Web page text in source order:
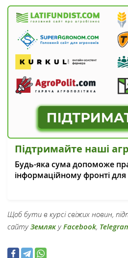
Підтримайте наші
Будь-яка сума допоможе
інформаційному фронті для
Щоб бути в курсі свіжих новин,
сайтуЗемлякуFacebook,